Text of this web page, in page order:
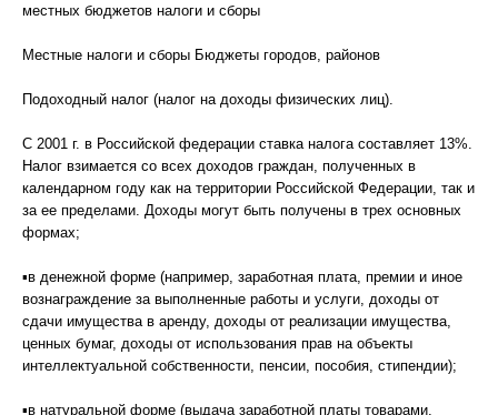
местных бюджетов налоги и сборы
Местные налоги и сборы Бюджеты городов, районов
Подоходный налог (налог на доходы физических лиц).
С 2001 г. в Российской федерации ставка налога составляет 13%.
Налог взимается со всех доходов граждан, полученных в
календарном году как на территории Российской Федерации, так и
за ее пределами. Доходы могут быть получены в трех основных
формах;
▪в денежной форме (например, заработная плата, премии и иное
вознаграждение за выполненные работы и услуги, доходы от
сдачи имущества в аренду, доходы от реализации имущества,
ценных бумаг, доходы от использования прав на объекты
интеллектуальной собственности, пенсии, пособия, стипендии);
▪в натуральной форме (выдача заработной платы товарами,